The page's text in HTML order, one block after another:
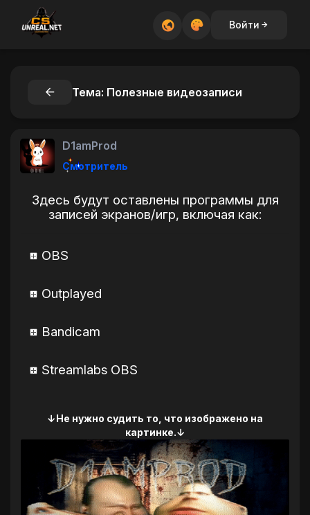
Войти
Тема: Полезные видеозаписи
D1amProd
Смотритель
Здесь будут оставлены программы для
записей экранов/игр, включая как:
OBS
Outplayed
Bandicam
Streamlabs OBS
↓Не нужно судить то, что изображено на
картинке.↓